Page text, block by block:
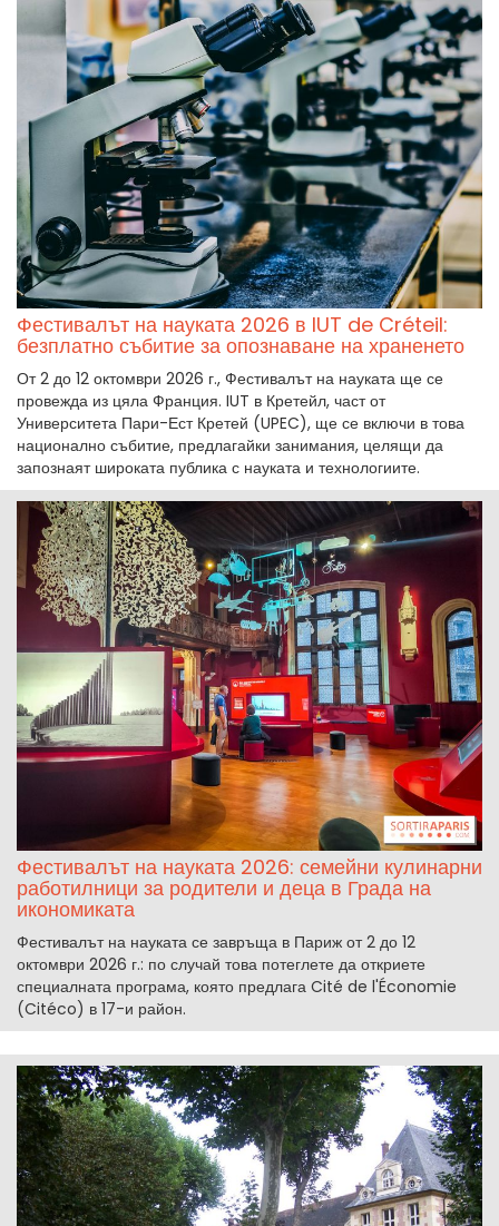
Фестивалът на науката 2026 в IUT de Créteil:
безплатно събитие за опознаване на храненето
От 2 до 12 октомври 2026 г., Фестивалът на науката ще се
провежда из цяла Франция. IUT в Кретейл, част от
Университета Пари-Ест Кретей (UPEC), ще се включи в това
национално събитие, предлагайки занимания, целящи да
запознаят широката публика с науката и технологиите.
Фестивалът на науката 2026: семейни кулинарни
работилници за родители и деца в Града на
икономиката
Фестивалът на науката се завръща в Париж от 2 до 12
октомври 2026 г.: по случай това потеглете да откриете
специалната програма, която предлага Cité de l'Économie
(Citéco) в 17-и район.